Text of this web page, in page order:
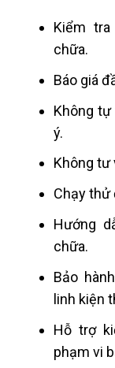
Kiểm
chữa.
Báo giá
Không
ý.
Không tư
Chạy thử
Hướng
chữa.
Bảo
linh kiện
Hỗ trợ
phạm vi